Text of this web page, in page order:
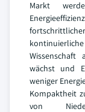
Markt
wächst und
weniger
Kompaktheit
von